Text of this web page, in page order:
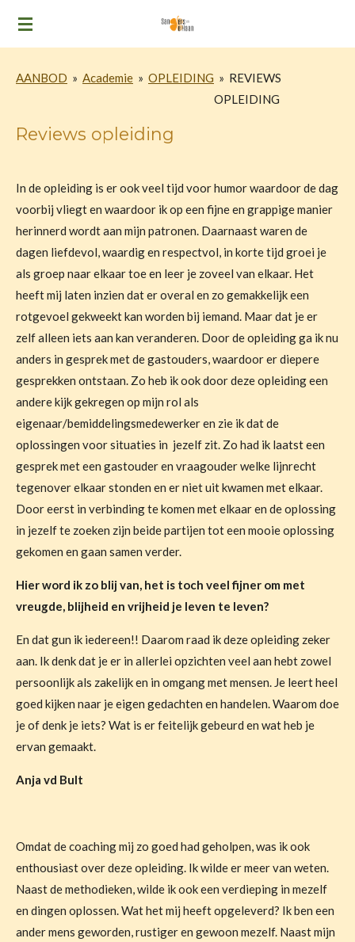
Ga
deAANBOD » Academie » OPLEIDING » REVIEWS
OPLEIDING
Reviews opleiding
In de opleiding is er ook veel tijd voor humor waardoor de dag
voorbij vliegt en waardoor ik op een fijne en grappige manier
herinnerd wordt aan mijn patronen. Daarnaast waren de
dagen liefdevol, waardig en respectvol, in korte tijd groei je
als groep naar elkaar toe en leer je zoveel van elkaar. Het
heeft mij laten inzien dat er overal en zo gemakkelijk een
rotgevoel gekweekt kan worden bij iemand. Maar dat je er
zelf alleen iets aan kan veranderen. Door de opleiding ga ik nu
anders in gesprek met de gastouders, waardoor er diepere
gesprekken ontstaan. Zo heb ik ook door deze opleiding een
andere kijk gekregen op mijn rol als
eigenaar/bemiddelingsmedewerker en zie ik dat de
oplossingen voor situaties in jezelf zit. Zo had ik laatst een
gesprek met een gastouder en vraagouder welke lijnrecht
tegenover elkaar stonden en er niet uit kwamen met elkaar.
Door eerst in verbinding te komen met elkaar en de oplossing
in jezelf te zoeken zijn beide partijen tot een mooie oplossing
gekomen en gaan samen verder.
Hier word ik zo blij van, het is toch veel fijner om met
vreugde, blijheid en vrijheid je leven te leven?
En dat gun ik iedereen!! Daarom raad ik deze opleiding zeker
aan. Ik denk dat je er in allerlei opzichten veel aan hebt zowel
persoonlijk als zakelijk en in omgang met mensen. Je leert heel
goed kijken naar je eigen gedachten en handelen. Waarom doe
je of denk je iets? Wat is er feitelijk gebeurd en wat heb je
ervan gemaakt.
Anja vd Bult
Omdat de coaching mij zo goed had geholpen, was ik ook
enthousiast over deze opleiding. Ik wilde er meer van weten.
Naast de methodieken, wilde ik ook een verdieping in mezelf
en dingen oplossen. Wat het mij heeft opgeleverd? Ik ben een
ander mens geworden, rustiger en gewoon mezelf. Naast mijn